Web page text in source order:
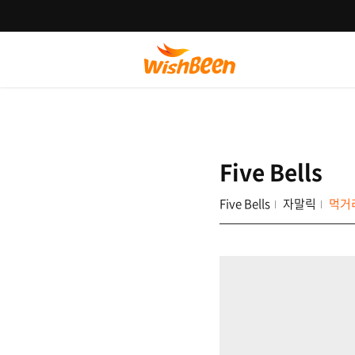
Five Bells
Five Bells 자말릭 먹